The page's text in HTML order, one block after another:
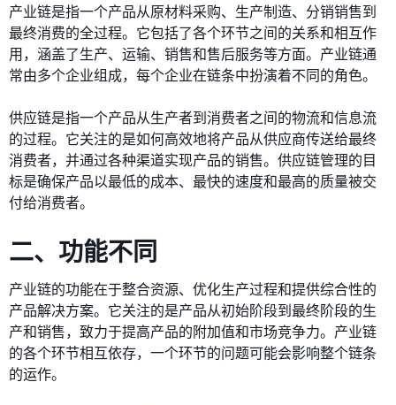
产业链是指一个产品从原材料采购、生产制造、分销销售到
最终消费的全过程。它包括了各个环节之间的关系和相互作
用，涵盖了生产、运输、销售和售后服务等方面。产业链通
常由多个企业组成，每个企业在链条中扮演着不同的角色。
供应链是指一个产品从生产者到消费者之间的物流和信息流
的过程。它关注的是如何高效地将产品从供应商传送给最终
消费者，并通过各种渠道实现产品的销售。供应链管理的目
标是确保产品以最低的成本、最快的速度和最高的质量被交
付给消费者。
二、功能不同
产业链的功能在于整合资源、优化生产过程和提供综合性的
产品解决方案。它关注的是产品从初始阶段到最终阶段的生
产和销售，致力于提高产品的附加值和市场竞争力。产业链
的各个环节相互依存，一个环节的问题可能会影响整个链条
的运作。